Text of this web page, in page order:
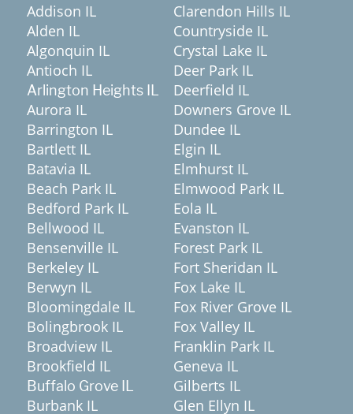
Addison IL
Alden IL
Algonquin IL
Antioch IL
Arlington Heights IL
Aurora IL
Barrington IL
Bartlett IL
Batavia IL
Beach Park IL
Bedford Park IL
Bellwood IL
Bensenville IL
Berkeley IL
Berwyn IL
Bloomingdale IL
Bolingbrook IL
Broadview IL
Brookfield IL
Buffalo Grove IL
Burbank IL
Clarendon Hills IL
Countryside IL
Crystal Lake IL
Deer Park IL
Deerfield IL
Downers Grove IL
Dundee IL
Elgin IL
Elmhurst IL
Elmwood Park IL
Eola IL
Evanston IL
Forest Park IL
Fort Sheridan IL
Fox Lake IL
Fox River Grove IL
Fox Valley IL
Franklin Park IL
Geneva IL
Gilberts IL
Glen Ellyn IL